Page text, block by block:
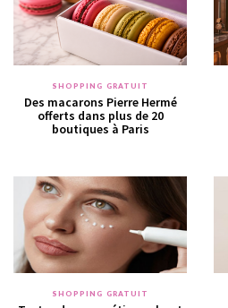
SHOPPING GRATUIT
Des macarons Pierre Hermé
offerts dans plus de 20
boutiques à Paris
SHOPPING GRATUIT